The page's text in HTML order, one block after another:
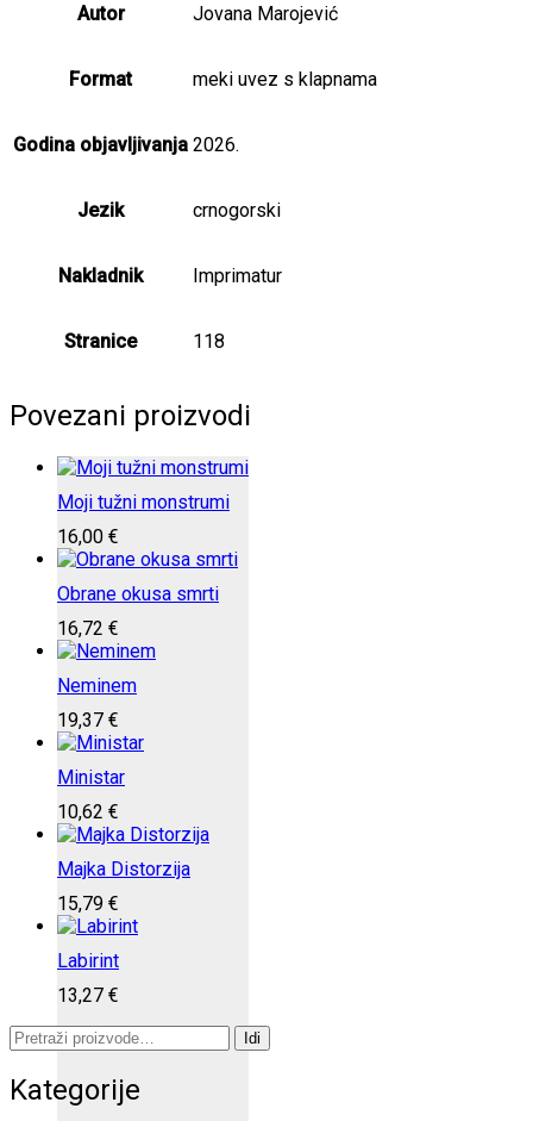
Autor Jovana Marojević
Format meki uvez s klapnama
Godina objavljivanja 2026.
Jezik crnogorski
Nakladnik Imprimatur
Stranice 118
Povezani proizvodi
Moji tužni monstrumi
16,00 €
Obrane okusa smrti
16,72 €
Neminem
19,37 €
Ministar
10,62 €
Majka Distorzija
15,79 €
Labirint
13,27 €
Pretraži:
Idi
Kategorije